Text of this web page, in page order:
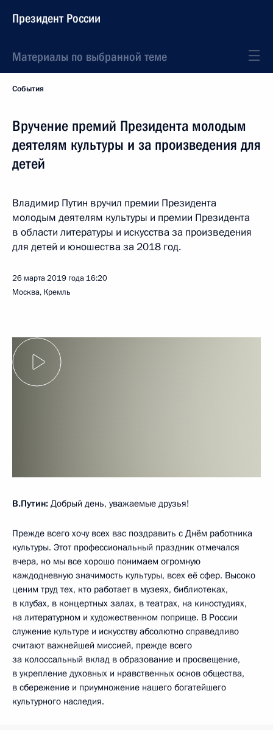
Президент России
Материалы по выбранной теме
События
Вручение премий Президента молодым
деятелям культуры и за произведения для
детей
Владимир Путин вручил премии Президента
молодым деятелям культуры и премии Президента
в области литературы и искусства за произведения
для детей и юношества за 2018 год.
26 марта 2019 года 16:20
Москва, Кремль
В.Путин: Добрый день, уважаемые друзья!
Прежде всего хочу всех вас поздравить с Днём работника
культуры. Этот профессиональный праздник отмечался
вчера, но мы все хорошо понимаем огромную
каждодневную значимость культуры, всех её сфер. Высоко
ценим труд тех, кто работает в музеях, библиотеках,
в клубах, в концертных залах, в театрах, на киностудиях,
на литературном и художественном поприще. В России
служение культуре и искусству абсолютно справедливо
считают важнейшей миссией, прежде всего
за колоссальный вклад в образование и просвещение,
в укрепление духовных и нравственных основ общества,
в сбережение и приумножение нашего богатейшего
культурного наследия.